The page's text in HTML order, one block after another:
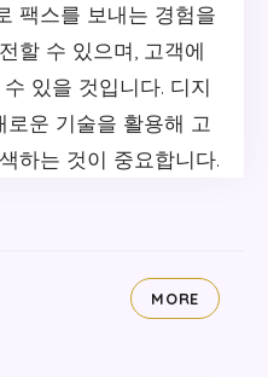
팩스를 보내는 경험을
할 수 있으며, 고객에
있을 것입니다. 디지
로운 기술을 활용해 고
하는 것이 중요합니다.
MORE